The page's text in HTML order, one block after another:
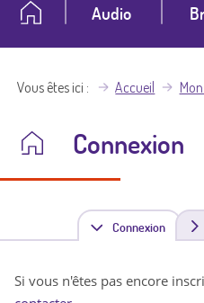
Audio
Vous êtes ici Accueil
Connexion
Connexion(
n
Si vous n'êtes pas encore